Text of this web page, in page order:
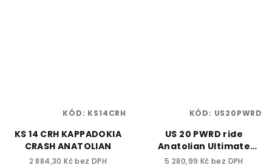
KS 14 CRH KAPPADOKIA
CRASH ANATOLIAN
2 884,30 Kč bez DPH
KÓD: KS14CRH
US 20 PWRD ride
Anatolian Ultimate
Power 20"
5 280,99 Kč bez DPH
KÓD: US20PWRD